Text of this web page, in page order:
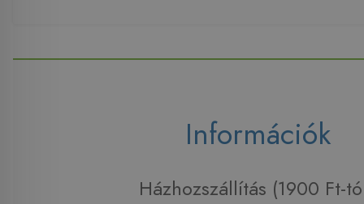
Információk
Házhozszállítás (1900 Ft-